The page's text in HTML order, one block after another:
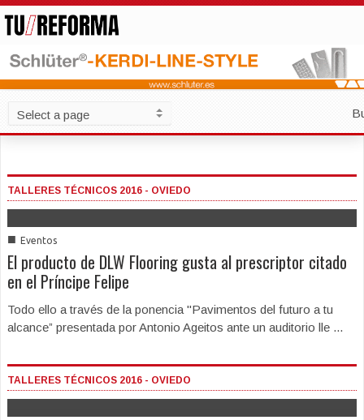
TALLERES TÉCNICOS 2016 - OVIEDO
■ Eventos
El producto de DLW Flooring gusta al prescriptor citado
en el Príncipe Felipe
Todo ello a través de la ponencia "Pavimentos del futuro a tu
alcance” presentada por Antonio Ageitos ante un auditorio lle ...
TALLERES TÉCNICOS 2016 - OVIEDO